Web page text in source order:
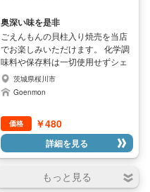
奥深い味を是非
ごえんもんの貝柱入り焼売を当店
でお楽しみいただけます。 化学調
味料や保存料は一切使用せずシェ
フが手作りした商品です。 本格的
な貝柱入り焼売をお楽しみいただ
けます。
茨城県桜川市
Goenmon
価格 ￥480
詳細を見る